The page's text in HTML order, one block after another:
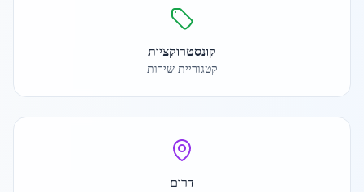
קונסטרוקציות
קטגוריית שירות
דרום